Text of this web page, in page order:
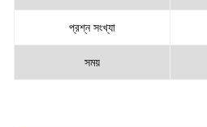
প্রশ্ন সংখ্যা
সময়